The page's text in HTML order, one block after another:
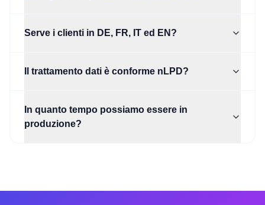
Serve i clienti in DE, FR, IT ed EN?
Il trattamento dati è conforme nLPD?
In quanto tempo possiamo essere in
produzione?